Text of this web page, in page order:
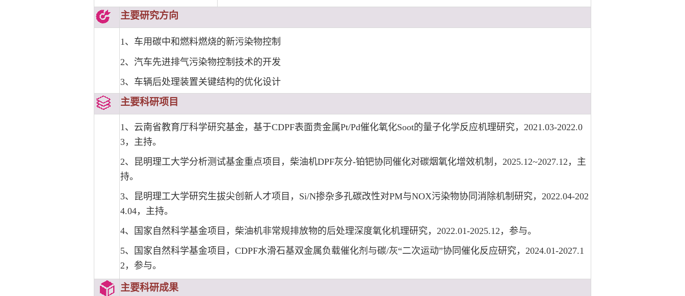
主要研究方向
1、车用碳中和燃料燃烧的新污染物控制
2、汽车先进排气污染物控制技术的开发
3、车辆后处理装置关键结构的优化设计
主要科研项目
1、云南省教育厅科学研究基金，基于CDPF表面贵金属Pt/Pd催化氧化Soot的量子化学反应机理研究，2021.03-2022.0
3，主持。
2、昆明理工大学分析测试基金重点项目，柴油机DPF灰分-铂钯协同催化对碳烟氧化增效机制，2025.12~2027.12，主
持。
3、昆明理工大学研究生拔尖创新人才项目，Si/N掺杂多孔碳改性对PM与NOX污染物协同消除机制研究，2022.04-202
4.04，主持。
4、国家自然科学基金项目，柴油机非常规排放物的后处理深度氧化机理研究，2022.01-2025.12，参与。
5、国家自然科学基金项目，CDPF水滑石基双金属负载催化剂与碳/灰“二次运动”协同催化反应研究，2024.01-2027.1
2，参与。
主要科研成果